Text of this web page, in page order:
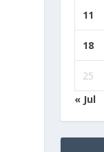
11
18
25
« Jul